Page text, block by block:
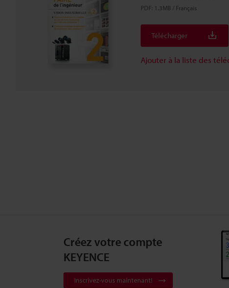
PDF: 1.3MB / Français
Télécharger
Ajouter à la liste des
Créez votre compte
KEYENCE
Inscrivez-vous maintenant!